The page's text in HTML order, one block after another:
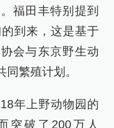
福田丰特别提到
到来，这是基于
会与东京野生动
繁殖计划。
年上野动物园的
突破了200万人